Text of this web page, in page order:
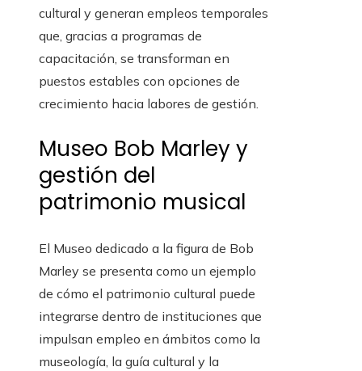
cultural y generan empleos temporales
que, gracias a programas de
capacitación, se transforman en
puestos estables con opciones de
crecimiento hacia labores de gestión.
Museo Bob Marley y
gestión del
patrimonio musical
El Museo dedicado a la figura de Bob
Marley se presenta como un ejemplo
de cómo el patrimonio cultural puede
integrarse dentro de instituciones que
impulsan empleo en ámbitos como la
museología, la guía cultural y la